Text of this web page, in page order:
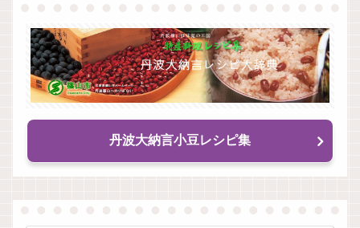
丹波大納言小豆レシピ集